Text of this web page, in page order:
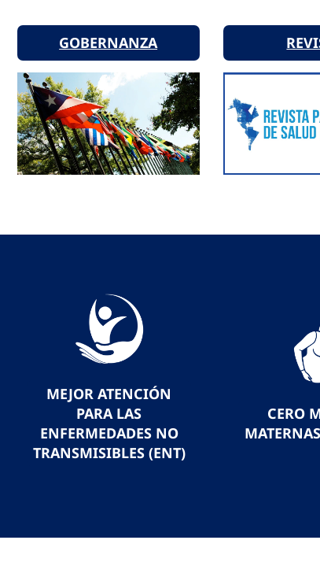
GOBERNANZA
MEJOR ATENCIÓN
PARA LAS
ENFERMEDADES NO
TRANSMISIBLES (ENT)
CERO